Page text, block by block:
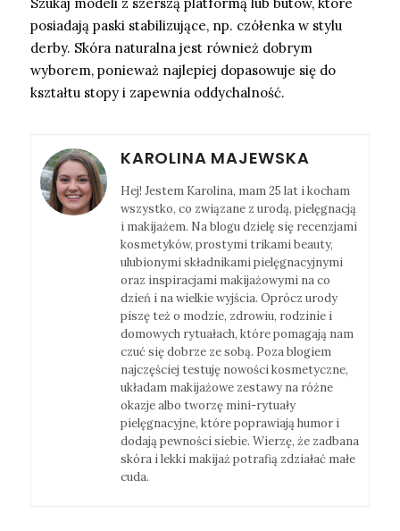
posiadają paski stabilizujące, np. czółenka w stylu
derby. Skóra naturalna jest również dobrym
wyborem, ponieważ najlepiej dopasowuje się do
kształtu stopy i zapewnia oddychalność.
KAROLINA MAJEWSKA
Hej! Jestem Karolina, mam 25 lat i kocham
wszystko, co związane z urodą, pielęgnacją
i makijażem. Na blogu dzielę się recenzjami
kosmetyków, prostymi trikami beauty,
ulubionymi składnikami pielęgnacyjnymi
oraz inspiracjami makijażowymi na co
dzień i na wielkie wyjścia. Oprócz urody
piszę też o modzie, zdrowiu, rodzinie i
domowych rytuałach, które pomagają nam
czuć się dobrze ze sobą. Poza blogiem
najczęściej testuję nowości kosmetyczne,
układam makijażowe zestawy na różne
okazje albo tworzę mini-rytuały
pielęgnacyjne, które poprawiają humor i
dodają pewności siebie. Wierzę, że zadbana
skóra i lekki makijaż potrafią zdziałać małe
cuda.